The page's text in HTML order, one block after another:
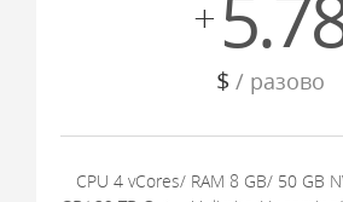
+
$ / разово
CPU 4 vCores/ RAM 8 GB/ 50 GB